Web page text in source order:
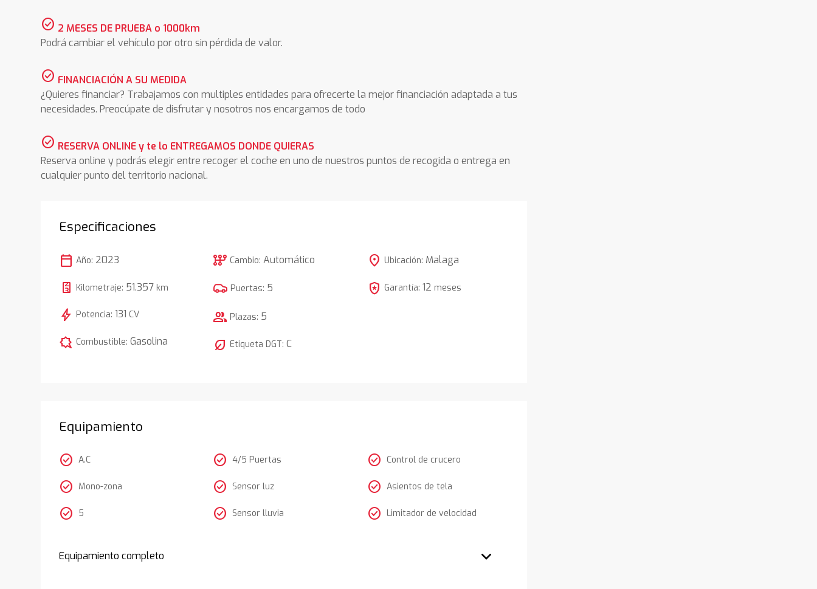
check_circle 2 MESES DE PRUEBA o 1000km
Podrá cambiar el vehículo por otro sin pérdida de valor.
check_circle FINANCIACIÓN A SU MEDIDA
¿Quieres financiar? Trabajamos con multiples entidades para ofrecerte la mejor financiación adaptada a tus
necesidades. Preocúpate de disfrutar y nosotros nos encargamos de todo
check_circle RESERVA ONLINE y te lo ENTREGAMOS DONDE QUIERAS
Reserva online y podrás elegir entre recoger el coche en uno de nuestros puntos de recogida o entrega en
cualquier punto del territorio nacional.
Especificaciones
calendar_today Año: 2023
Kilometraje: 51.357 km
bolt Potencia:131 CV
comic_bubble Combustible:Gasolina
auto_transmission Cambio:Automático
Puertas: 5
group Plazas: 5
nest_eco_leaf Etiqueta DGT:C
location_on Ubicación: Malaga
local_police Garantía: 12 meses
Equipamiento
check_circle A.C
check_circle Mono-zona
check_circle 5
check_circle 4/5 Puertas
check_circle Sensor luz
check_circle Sensor lluvia
check_circle Control de crucero
check_circle Asientos de tela
check_circle Limitador de velocidad
Equipamiento completo